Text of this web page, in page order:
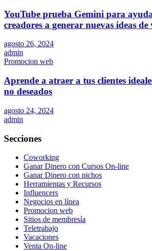
YouTube prueba Gemini para
creadores a generar nuevas ideas de
agosto 26, 2024
admin
Promocion web
Aprende a atraer a tus clientes
no deseados
agosto 24, 2024
admin
Secciones
Coworking
Ganar Dinero con Cursos On-line
Ganar Dinero con nichos
Herramientas y Recursos
Influencers
Negocios en línea
Promocion web
Sitios de membresía
Teletrabajo
Vacaciones
Venta On-line